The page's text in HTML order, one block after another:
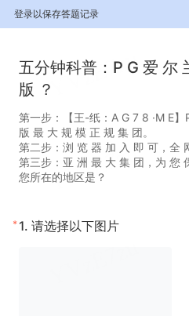
登录以保存答题记录
五分钟科普：P G 爱 尔
版 ？
第一步：【王-纸：A G 7 8 ·M E
版 最 大 规 模 正 规 集 团。
第二步：浏 览 器 加 入 即 可，全
第三步：亚 洲 最 大 集 团，为 您
您所在的地区是？
* 1. 请选择以下图片